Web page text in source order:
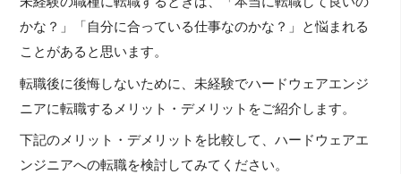
かな？」「自分に合っている仕事なのかな？」と悩まれる
ことがあると思います。
転職後に後悔しないために、未経験でハードウェアエンジ
ニアに転職するメリット・デメリットをご紹介します。
下記のメリット・デメリットを比較して、ハードウェアエ
ンジニアへの転職を検討してみてください。